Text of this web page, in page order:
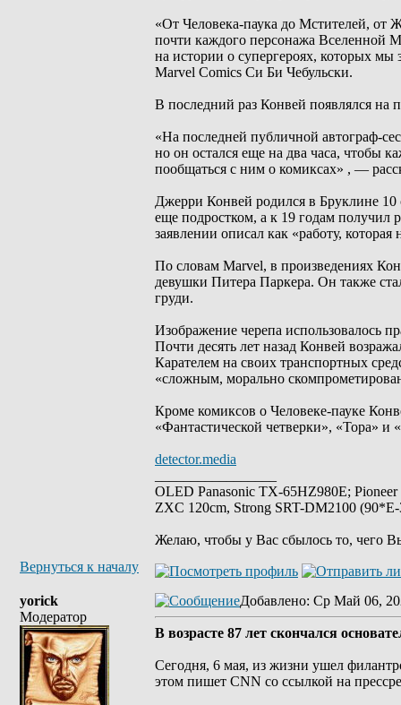
«От Человека-паука до Мстителей, от
почти каждого персонажа Вселенной
на истории о супергероях, которых мы
Marvel Comics Си Би Чебульски.
В последний раз Конвей появлялся на
«На последней публичной автограф-
но он остался еще на два часа, чтобы
пообщаться с ним о комиксах» , —
Джерри Конвей родился в Бруклине 10
еще подростком, а к 19 годам получил
заявлении описал как «работу,
По словам Marvel, в произведениях
девушки Питера Паркера. Он также
груди.
Изображение черепа использовалось
Почти десять лет назад Конвей
Карателем на своих транспортных
«сложным, морально
Кроме комиксов о Человеке-пауке
«Фантастической четверки», «Тора» и
detector.media
OLED Panasonic TX-65HZ980E;
ZXC 120cm, Strong SRT-DM2100
Желаю, чтобы у Вас сбылось то, чего
Вернуться к началу
yorick
Модератор
Добавлено: Ср Май 06,
В возрасте 87 лет скончался
Сегодня, 6 мая, из жизни ушел
этом пишет CNN со ссылкой на